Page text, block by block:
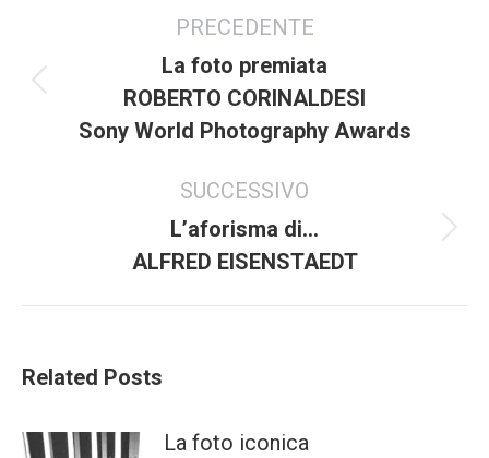
navigazione
PRECEDENTE
Articolo
precedente:
La foto premiata
ROBERTO CORINALDESI
Sony World Photography Awards
SUCCESSIVO
Prossimo
articolo:
L’aforisma di…
ALFRED EISENSTAEDT
Related Posts
La foto iconica